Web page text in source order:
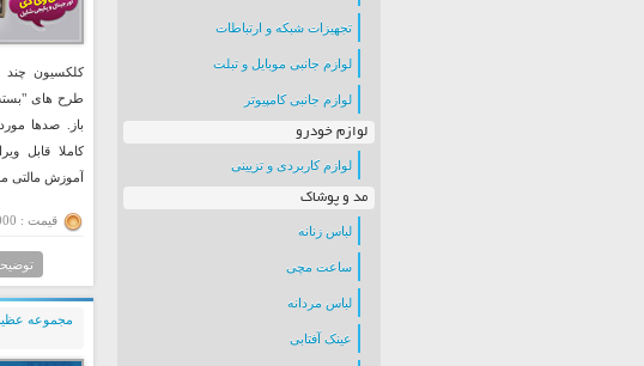
تجهیزات شبکه و ارتباطات
لوازم جانبی موبایل و تبلت
لوازم جانبی کامپیوتر
لوازم خودرو
لوازم کاربردی و تزیینی
مد و پوشاک
لباس زنانه
ساعت مچی
لباس مردانه
عینک آفتابی
کلکسیون
طرح های "بسته
باز. صدها
کاملا قابل
آموزش مالتی
قیمت : 148,000 تومان
مجموعه